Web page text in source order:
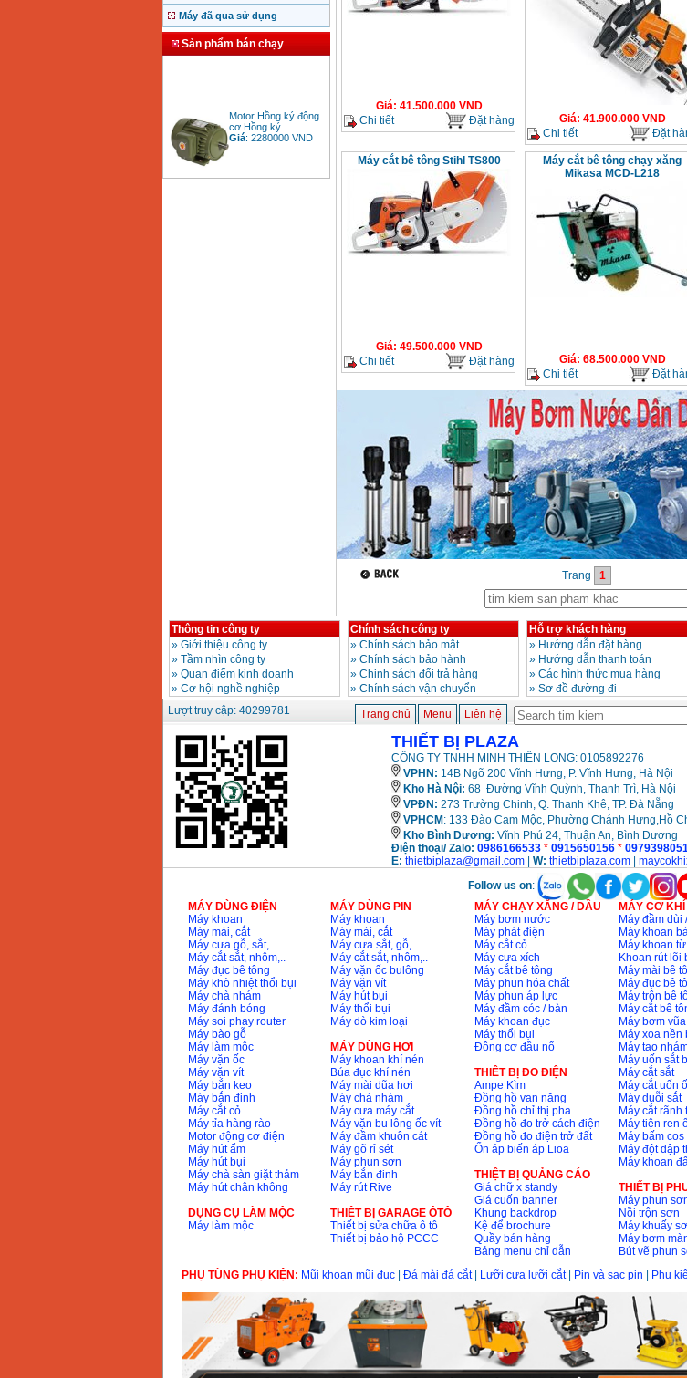
Máy đã qua sử dụng
Sản phẩm bán chạy
cơ Hồng ký
Giá:2280000
Máy khoan Bosch
GSB 16RE (750W)
Giá :1850000
GX160 (5.5HP)
Giá:
Máy mài 100mm
Makita 9553B (710W)
Giá: 1296000
Giá: 41.500.000VND
Chi tiết
Đặt hàng Giá: 41.900.000VND
Chi tiết
Đặt
Máy cắt bê tông Stihl TS800
Giá: 49.500.000VND
Chi tiết
Đặt hàng
Máy cắt bê tông chạy xăng
Mikasa MCD-L218
Giá: 68.500.000VND
Chi tiết
Đặt
Trang 1
Thông tin công ty
» Giới thiệu công ty
» Tầm nhìn công ty
» Quan điểm kinh doanh
» Cơ hội nghề nghiệp
Chính sách công ty
» Chính sách bảo mật
» Chính sách bảo hành
» Chinh sách đổi trả hàng
» Chính sách vận chuyển
Hỗ trợ khách hàng
» Hướng dẫn đặt hàng
» Hướng dẫn thanh toán
» Các hình thức mua hàng
» Sơ đồ đường đi
Lượt truy cập: 40299781 Trang chủ Menu Liên hệ
THIẾT BỊ PLAZA
CÔNG TY TNHH MINH THIÊN LONG: 0105892276
VPHN: 14B Ngõ 200 Vĩnh Hưng, P. Vĩnh Hưng, Hà Nội
Kho Hà Nội: 68 Đường Vĩnh Quỳnh, Thanh Trì, Hà Nội
VPĐN: 273 Trường Chinh, Q. Thanh Khê, TP. Đà Nẵng
VPHCM : 133 Đào Cam Mộc, Phường Chánh Hưng,Hồ
Kho Bình Dương: Vĩnh Phú 24, Thuận An, Bình Dương
Điện thoại/ Zalo: 0986166533 * 0915650156*
E: thietbiplaza@gmail.com| W: thietbiplaza.com|
Follow us on:
MÁY DÙNG ĐIỆN
Máy khoan
Máy mài, cắt
Máy cưa gỗ, sắt,..
Máy cắt sắt, nhôm,..
Máy đục bê tông
Máy khò nhiệt thổi bụi
Máy chà nhám
Máy đánh bóng
Máy soi phay router
Máy bào gỗ
Máy làm mộc
Máy vặn ốc
Máy vặn vít
Máy bắn keo
Máy bắn đinh
Máy cắt cỏ
Máy tỉa hàng rào
Motor động cơ điện
Máy hút ẩm
Máy hút bụi
Máy chà sàn giặt thảm
Máy hút chân không
DỤNG CỤ LÀM MỘC
Máy làm mộc
MÁY DÙNG PIN
Máy khoan
Máy mài, cắt
Máy cưa sắt, gỗ,..
Máy cắt sắt, nhôm,..
Máy vặn ốc bulông
Máy vặn vít
Máy hút bụi
Máy thổi bụi
Máy dò kim loại
MÁY DÙNG HƠI
Máy khoan khí nén
Búa đục khí nén
Máy mài dũa hơi
Máy chà nhám
Máy cưa máy cắt
Máy vặn bu lông ốc vít
Máy đầm khuôn cát
Máy gõ rỉ sét
Máy phun sơn
Máy bắn đinh
Máy rút Rive
THIÊT BỊ GARAGE ÔTÔ
Thiết bị sửa chữa ô tô
Thiết bị bảo hộ PCCC
MÁY CHẠY XĂNG / DẦU
Máy bơm nước
Máy phát điện
Máy cắt cỏ
Máy cưa xích
Máy cắt bê tông
Máy phun hóa chất
Máy phun áp lực
Máy đầm cóc / bàn
Máy khoan đục
Máy thổi bụi
Động cơ đầu nổ
THIÊT BỊ ĐO ĐIỆN
Ampe Kìm
Đồng hồ vạn năng
Đồng hồ chỉ thị pha
Đồng hồ đo trở cách điện
Đồng hồ đo điện trở đất
Ổn áp biến áp Lioa
THIỆT BỊ QUẢNG CÁO
Giá chữ x standy
Giá cuốn banner
Khung backdrop
Kệ để brochure
Quầy bán hàng
Bảng menu chỉ dẫn
MÁY CƠ
Máy đầm dùi
Máy khoan
Máy khoan từ
Khoan rút lõi
Máy mài bê
Máy đục bê
Máy trộn bê
Máy cắt bê
Máy bơm
Máy xoa nền
Máy tạo
Máy uốn sắt
Máy cắt sắt
Máy cắt uốn
Máy duỗi sắt
Máy cắt rãnh
Máy tiện ren
Máy bấm
Máy đột dập
Máy khoan
THIẾT BỊ
Máy phun
Nồi trộn sơn
Máy khuấy
Máy bơm
Bút vẽ phun
PHỤ TÙNG PHỤ KIỆN: Mũi khoan mũi đục| Đá mài đá cắt| Lưỡi cưa lưỡi cắt| Pin và sạc pin Phụ